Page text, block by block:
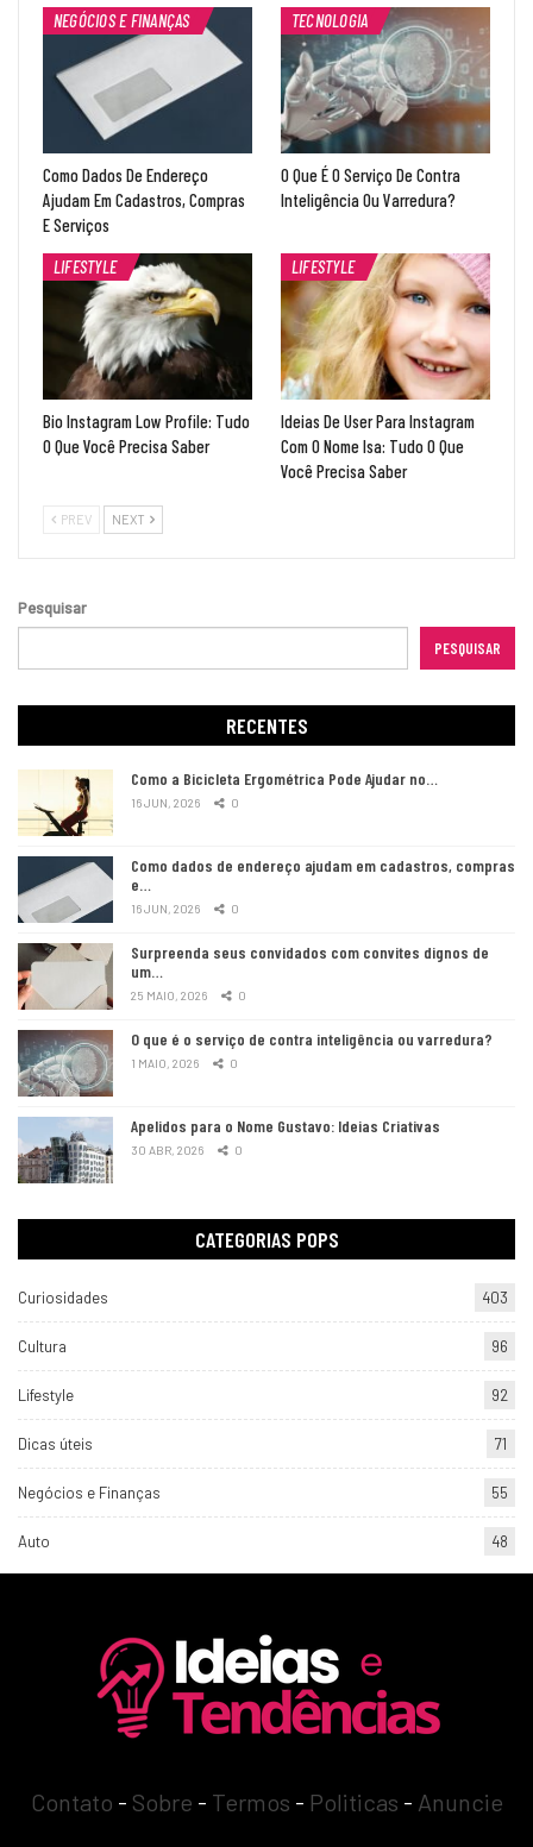
NEGÓCIOS E FINANÇAS
Como Dados De Endereço
Ajudam Em Cadastros, Compras
E Serviços
TECNOLOGIA
O Que É O Serviço De Contra
Inteligência Ou Varredura?
LIFESTYLE
Bio Instagram Low Profile: Tudo
O Que Você Precisa Saber
LIFESTYLE
Ideias De User Para Instagram
Com O Nome Isa: Tudo O Que
Você Precisa Saber
PREV NEXT
Pesquisar
PESQUISAR
RECENTES
Como a Bicicleta Ergométrica Pode Ajudar no…
16 JUN, 2026 0
Como dados de endereço ajudam em cadastros, compras
e…
16 JUN, 2026 0
Surpreenda seus convidados com convites dignos de
um…
25 MAIO, 2026 0
O que é o serviço de contra inteligência ou varredura?
1 MAIO, 2026 0
Apelidos para o Nome Gustavo: Ideias Criativas
30 ABR, 2026 0
CATEGORIAS POPS
Curiosidades 403
Cultura 96
Lifestyle 92
Dicas úteis 71
Negócios e Finanças 55
Auto 48
Contato - Sobre - Termos - Politicas - Anuncie